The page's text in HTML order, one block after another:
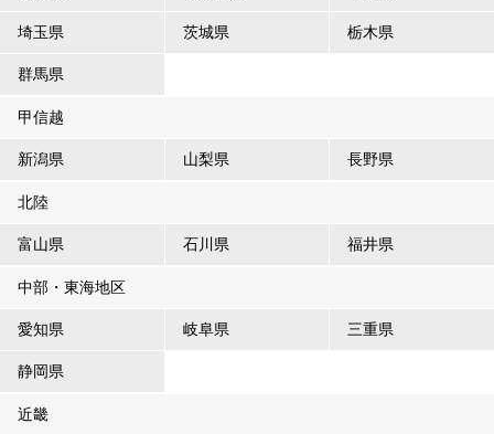
埼玉県 茨城県 栃木県
群馬県
甲信越
新潟県 山梨県 長野県
北陸
富山県 石川県 福井県
中部・東海地区
愛知県 岐阜県 三重県
静岡県
近畿